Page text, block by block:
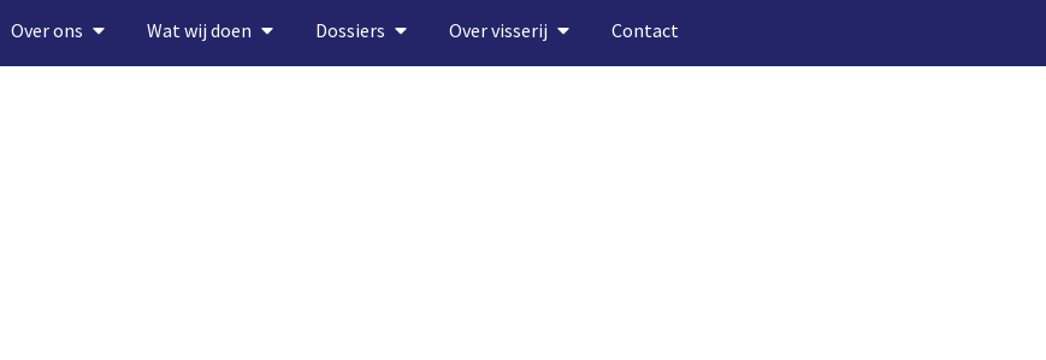
Over ons Wat wij doen Dossiers Over visserij Contact